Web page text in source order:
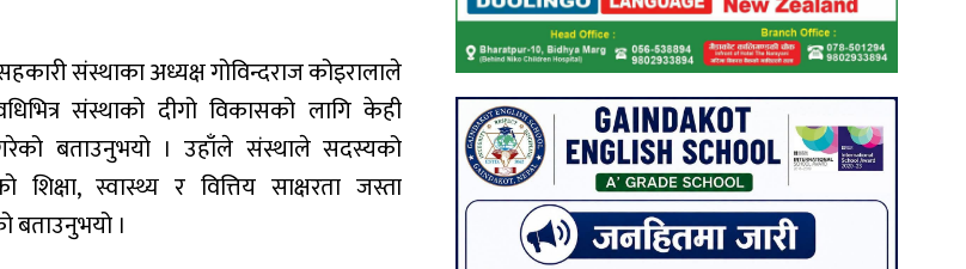
संस्थाका अध्यक्ष गोविन्दराज कोइरालाले
संस्थाको दीगो विकासको लागि केही
बताउनुभयो । उहाँले संस्थाले सदस्यको
शिक्षा, स्वास्थ्य र वित्तिय साक्षरता जस्ता
बताउनुभयो ।